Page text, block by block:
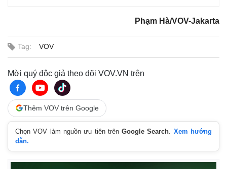
Phạm Hà/VOV-Jakarta
Tag: VOV
Mời quý độc giả theo dõi VOV.VN trên
Thêm VOV trên Google
Chọn VOV làm nguồn ưu tiên trênGoogle Search
Xem hướng
dẫn.